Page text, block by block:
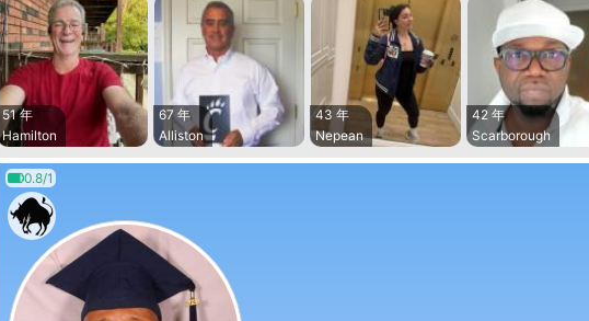
51 年
Hamilton
67 年
Alliston
43 年
Nepean
42 年
Scarborough
0.8/1